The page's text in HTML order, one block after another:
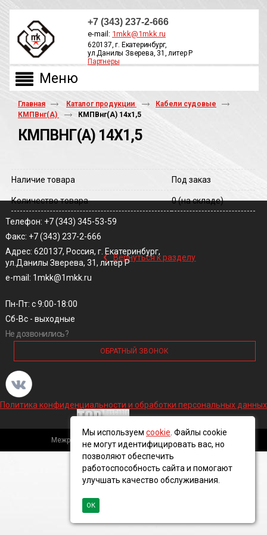
+7 (343) 237-2-666
e-mail: 1mkk@1mkk.ru
620137, г. Екатеринбург,
ул.Данилы Зверева, 31, литер Р
Партнеры
Главная Каталог продукции
Кабели судовые
КМПВнг(А)
КМПВнг(A) 14х1,5
КМПВНГ(A) 14Х1,5
Наличие товара Под заказ
Количество товара 0(на складе)
‹ Вернуться к разделу
Телефон: +7 (343) 345-53-59
Факс: +7 (343) 237-2-666
Адрес: 620137, Россия, г. Екатеринбург,
ул.Данилы Зверева, 31, литер Р
e-mail: 1mkk@1mkk.ru
Пн-Пт: с 9:00-18:00
Сб-Вс - выходные
Не дозвонились?
ОБРАТНЫЙ ЗВОНОК
Политика конфиденциальности и обработки персональных данных
Межрегиональная кабельная компания, 2016 ©
Мы используем cookie . Файлы cookie
не могут идентифицировать вас, но
позволяют обеспечить
работоспособность сайта и помогают
улучшать качество обслуживания.
ОК